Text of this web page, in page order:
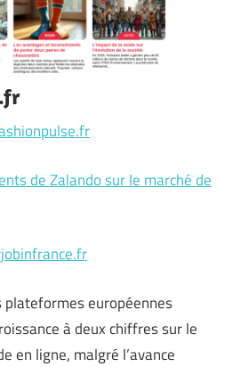
de Zalando sur le marché de
européennes
à deux chiffres sur le
en ligne, malgré l’avance